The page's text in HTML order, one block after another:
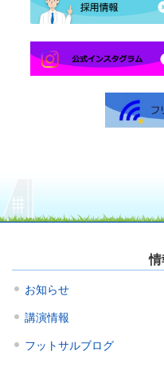
情
お知らせ
講演情報
フットサルブログ